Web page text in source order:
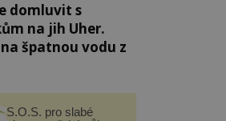
domluvit s
na jih Uher.
špatnou vodu z
S.O.S. pro slabé